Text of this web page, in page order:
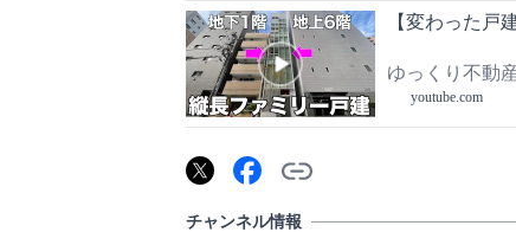
【変わった戸
ゆっくり不動
youtube.com
チャンネル情報